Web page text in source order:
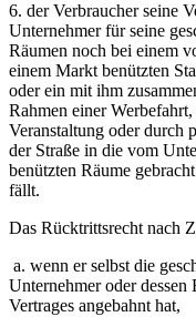
6. der Verbraucher seine
Unternehmer für seine
Räumen noch bei einem
einem Markt benützten
oder ein mit ihm
Rahmen einer
Veranstaltung oder durch
der Straße in die vom
benützten Räume
fällt.
Das Rücktrittsrecht nach
a. wenn er selbst die
Unternehmer oder
Vertrages angebahnt hat,